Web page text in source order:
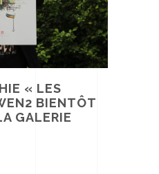
« LES
BIENTÔT
GALERIE